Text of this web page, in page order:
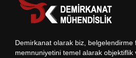
Demirkanat olarak biz, belgelendirme
memnuniyetini temel alarak objektiflik